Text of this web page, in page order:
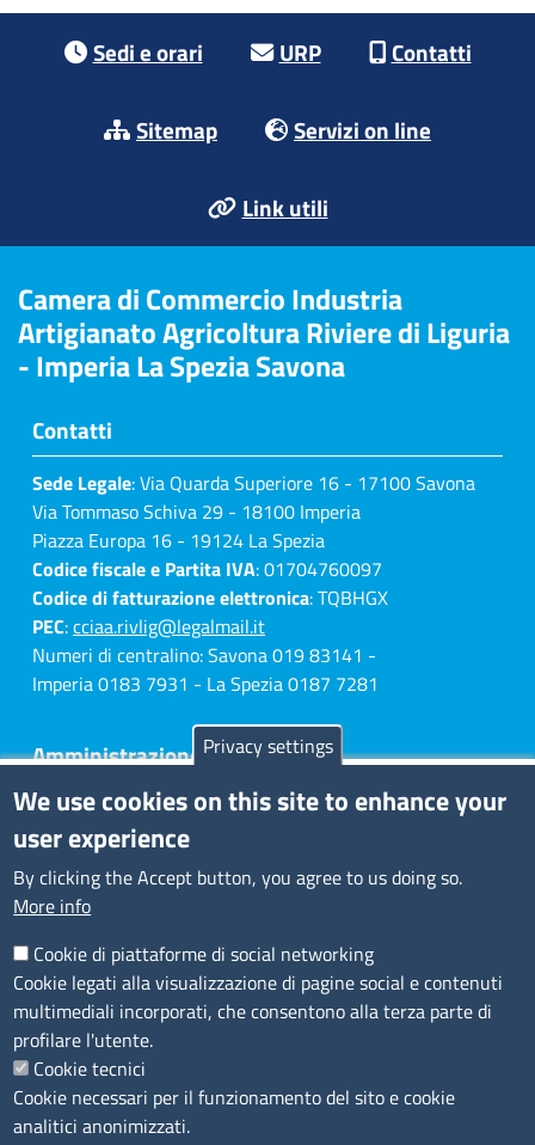
Sedi e orari URP Contatti
Sitemap Servizi on line
Link utili
Camera di Commercio Industria
Artigianato Agricoltura Riviere di Liguria
- Imperia La Spezia Savona
Contatti
Sede Legale: Via Quarda Superiore 16 - 17100 Savona
Via Tommaso Schiva 29 - 18100 Imperia
Piazza Europa 16 - 19124 La Spezia
Codice fiscale e Partita IVA: 01704760097
Codice di fatturazione elettronica: TQBHGX
PEC:cciaa.rivlig@legalmail.it
Numeri di centralino: Savona 019 83141 -
Imperia 0183 7931 - La Spezia 0187 7281
Amministrazione Trasparente
Consulta tutte le sezioni
Bilanci
Bandi di concorso
Procedimenti
Provvedimenti
Sito web
Note legali
Privacy policy
Dichiarazione di accessibilità
Redazione
Privacy settings
We use cookies on this site to enhance your
user experience
By clicking the Accept button, you agree to us doing so.
More info
Cookie di piattaforme di social networking
Cookie legati alla visualizzazione di pagine social e contenuti
multimediali incorporati, che consentono alla terza parte di
profilare l'utente.
Cookie tecnici
Cookie necessari per il funzionamento del sito e cookie
analitici anonimizzati.